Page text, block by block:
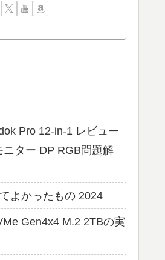
Pro 12-in-1 レビュー
ニター DP RGB問題解
よかったもの 2024
Gen4x4 M.2 2TBの実